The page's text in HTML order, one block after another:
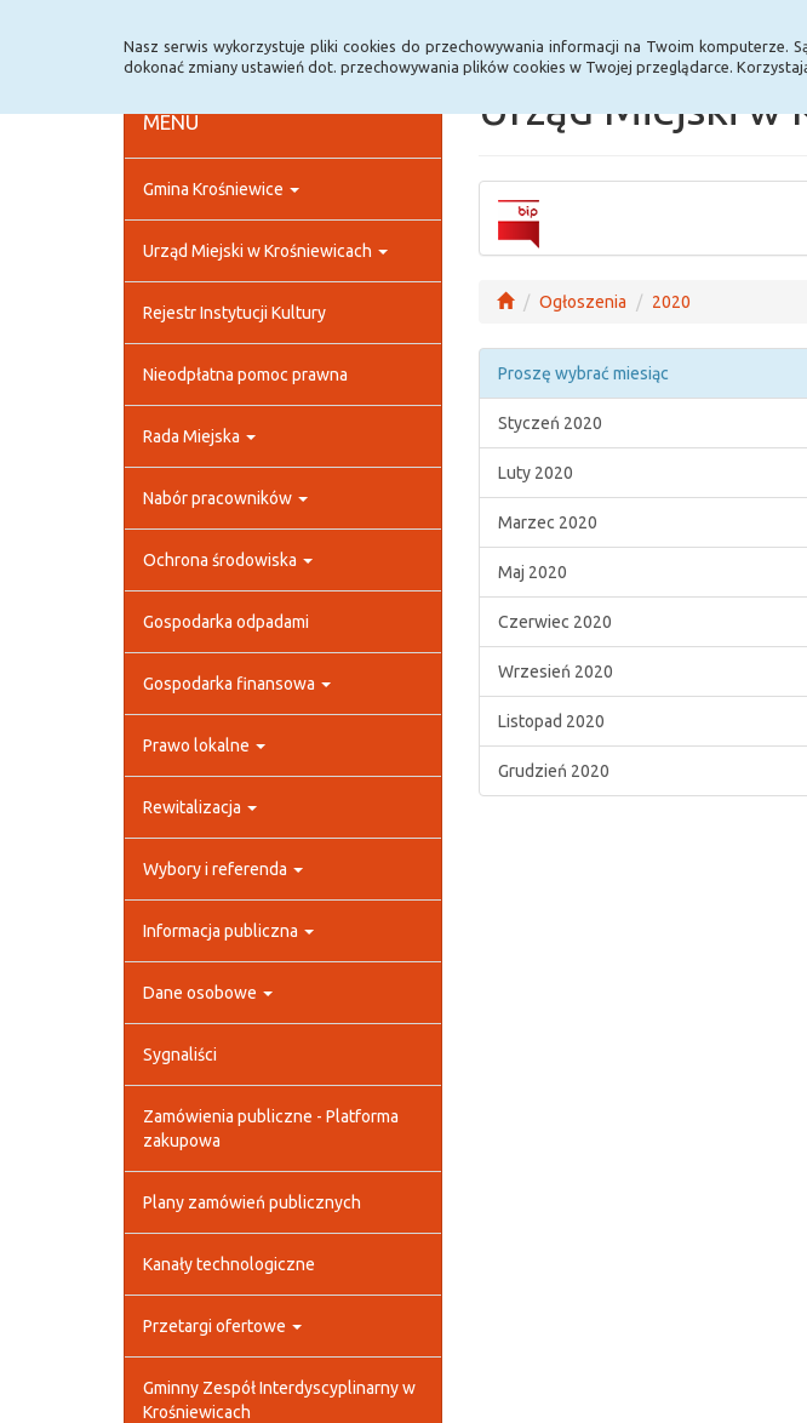
Nasz serwis wykorzystuje pliki cookies do przechowywania informacji na Twoim komputerze.
dokonać zmiany ustawień dot. przechowywania plików cookies w Twojej przeglądarce.
MENU
Gmina Krośniewice
Urząd Miejski w Krośniewicach
Rejestr Instytucji Kultury
Nieodpłatna pomoc prawna
Rada Miejska
Nabór pracowników
Ochrona środowiska
Gospodarka odpadami
Gospodarka finansowa
Prawo lokalne
Rewitalizacja
Wybory i referenda
Informacja publiczna
Dane osobowe
Sygnaliści
Zamówienia publiczne - Platforma
zakupowa
Plany zamówień publicznych
Kanały technologiczne
Przetargi ofertowe
Gminny Zespół Interdyscyplinarny w
Krośniewicach
Urząd Miejski w
Ogłoszenia 2020
Proszę wybrać miesiąc
Styczeń 2020
Luty 2020
Marzec 2020
Maj 2020
Czerwiec 2020
Wrzesień 2020
Listopad 2020
Grudzień 2020